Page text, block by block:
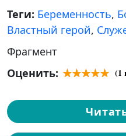
Теги: Беременность,
Властный герой,
Фрагмент
Оценить:
(1